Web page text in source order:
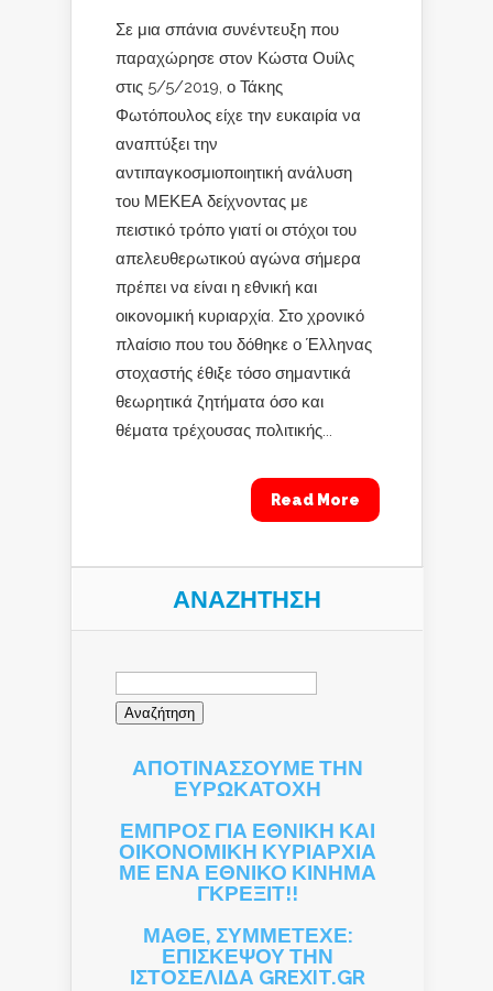
Σε μια σπάνια συνέντευξη που
παραχώρησε στον Κώστα Ουίλς
στις 5/5/2019, ο Τάκης
Φωτόπουλος είχε την ευκαιρία να
αναπτύξει την
αντιπαγκοσμιοποιητική ανάλυση
του ΜΕΚΕΑ δείχνοντας με
πειστικό τρόπο γιατί οι στόχοι του
απελευθερωτικού αγώνα σήμερα
πρέπει να είναι η εθνική και
οικονομική κυριαρχία. Στο χρονικό
πλαίσιο που του δόθηκε ο Έλληνας
στοχαστής έθιξε τόσο σημαντικά
θεωρητικά ζητήματα όσο και
θέματα τρέχουσας πολιτικής...
Read More
ΑΝΑΖΉΤΗΣΗ
Αναζήτηση
ΑΠΟΤΙΝΑΣΣΟΥΜΕ ΤΗΝ
ΕΥΡΩΚΑΤΟΧΗ
ΕΜΠΡΟΣ ΓΙΑ ΕΘΝΙΚΗ ΚΑΙ
ΟΙΚΟΝΟΜΙΚΗ ΚΥΡΙΑΡΧΙΑ
ΜΕ ΕΝΑ ΕΘΝΙΚΟ ΚΙΝΗΜΑ
ΓΚΡΕΞΙΤ!!
ΜΑΘΕ, ΣΥΜΜΕΤΕΧΕ:
ΕΠΙΣΚΕΨΟΥ ΤΗΝ
ΙΣΤΟΣΕΛΙΔΑ GREXIT.GR